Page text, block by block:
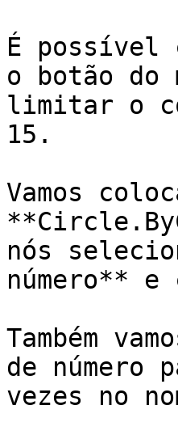
É possível
o botão do
limitar o
15.
Vamos
nós
número**
Também
de número
vezes no